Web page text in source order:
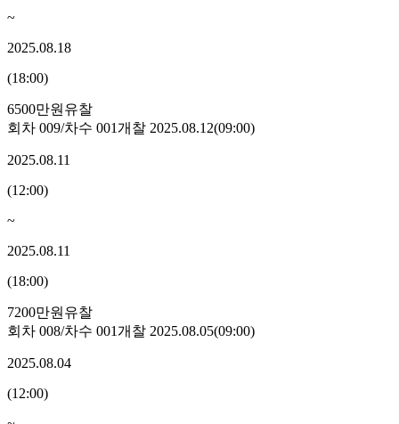
~
2025.08.18
(18:00)
6500만원 유찰
회차 009/차수 001개찰 2025.08.12(09:00)
2025.08.11
(12:00)
~
2025.08.11
(18:00)
7200만원 유찰
회차 008/차수 001개찰 2025.08.05(09:00)
2025.08.04
(12:00)